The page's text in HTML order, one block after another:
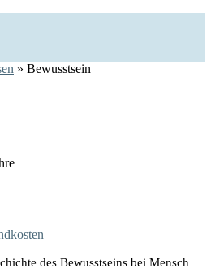
» Bewusstsein
des Bewusstseins bei Mensch